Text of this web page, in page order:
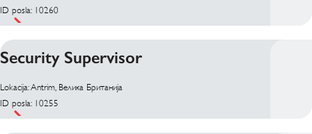
ID posla: 10260
Security Supervisor
Lokacija: Antrim, Велика Британија
ID posla: 10255